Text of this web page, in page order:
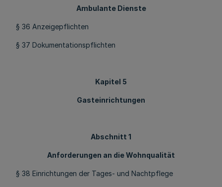
Ambulante Dienste
§ 36 Anzeigepflichten
§ 37 Dokumentationspflichten
Kapitel 5
Gasteinrichtungen
Abschnitt 1
Anforderungen an die Wohnqualität
§ 38 Einrichtungen der Tages- und Nachtpflege